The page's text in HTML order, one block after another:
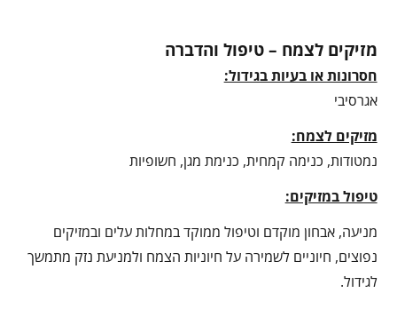
מזיקים לצמח – טיפול והדברה
חסרונות או בעיות בגידול:
אגרסיבי
מזיקים לצמח:
נמטודות, כנימה קמחית, כנימת מגן, חשופיות
טיפול במזיקים:
מניעה, אבחון מוקדם וטיפול ממוקד במחלות עלים ובמזיקים
נפוצים, חיוניים לשמירה על חיוניות הצמח ולמניעת נזק מתמשך
לגידול.